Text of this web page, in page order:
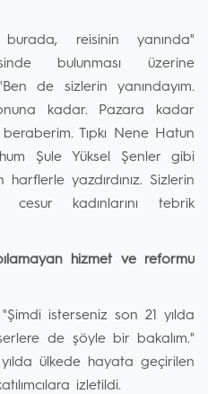
burada, reisinin yanında"
bulunması üzerine
de sizlerin yanındayım.
kadar. Pazara kadar
Tıpkı Nene Hatun
Şule Yüksel Şenler gibi
harflerle yazdırdınız. Sizlerin
cesur kadınlarını tebrik
hizmet ve reformu
isterseniz son 21 yılda
de şöyle bir bakalım."
ülkede hayata geçirilen
izletildi.